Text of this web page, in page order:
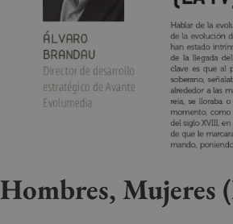
Hombres, Mujeres